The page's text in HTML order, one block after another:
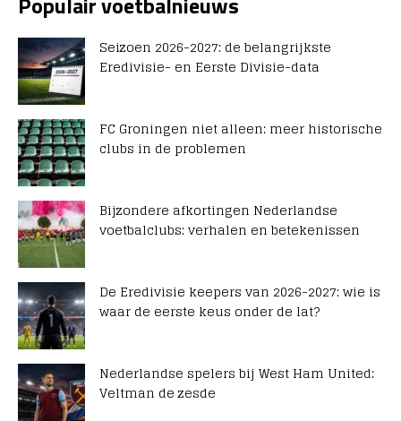
Seizoen 2026-2027: de belangrijkste
Eredivisie- en Eerste Divisie-data
FC Groningen niet alleen: meer historische
clubs in de problemen
Bijzondere afkortingen Nederlandse
voetbalclubs: verhalen en betekenissen
De Eredivisie keepers van 2026-2027: wie is
waar de eerste keus onder de lat?
Nederlandse spelers bij West Ham United:
Veltman de zesde